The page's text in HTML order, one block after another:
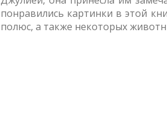
понравились картинки в этой
полюс, а также некоторых